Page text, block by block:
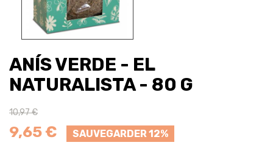
ANÍS VERDE - EL
NATURALISTA - 80 G
10,97 €
9,65 € SAUVEGARDER 12%